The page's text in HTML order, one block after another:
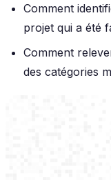
Comment
projet qui a été
Comment
des catégories